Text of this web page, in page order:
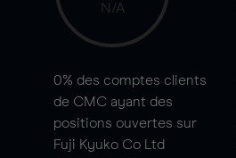
N/A
0% des comptes clients
de CMC ayant des
positions ouvertes sur
Fuji Kyuko Co Ltd